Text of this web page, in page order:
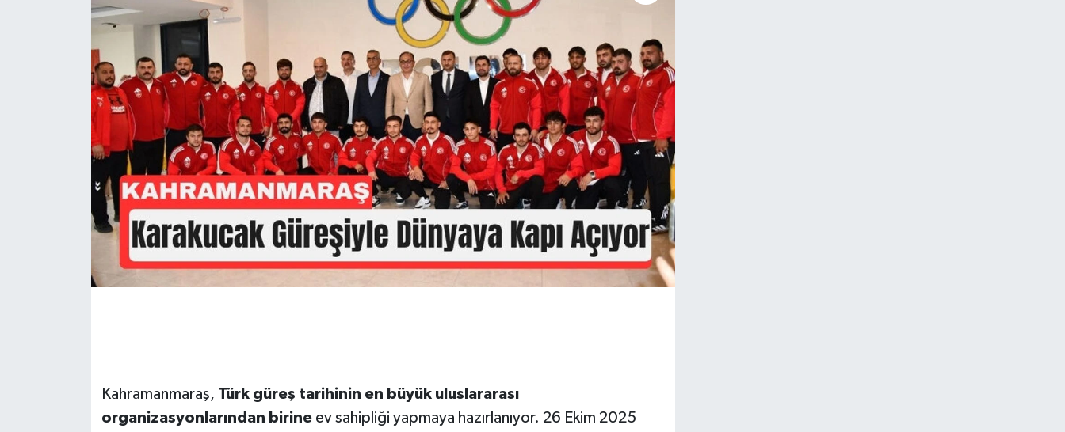
Kahramanmaraş, Türk güreş tarihinin en büyük uluslararası
organizasyonlarından birineev sahipliği yapmaya hazırlanıyor. 26 Ekim 2025
İLÇE HABERLERİ
KÜLTÜR-SANAT
ROPORTAJ
MAGAZİN
KADIN-AİLE
SEÇİM 2011